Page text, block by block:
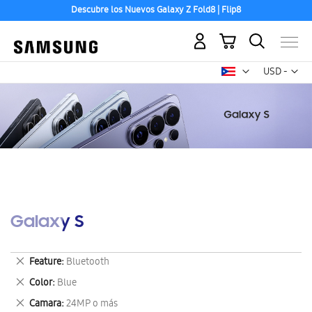
Descubre los Nuevos Galaxy Z Fold8 | Flip8
USD -
dólar
Mi carrito
Galaxy S
Feature Bluetooth
Eliminar
este
artículo
Color Blue
Eliminar
este
Camara 24MP o más
Eliminar